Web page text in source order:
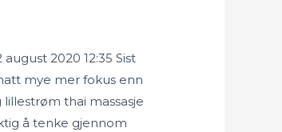
2020 12:35 Sist
mye mer fokus enn
thai massasje
å tenke gjennom